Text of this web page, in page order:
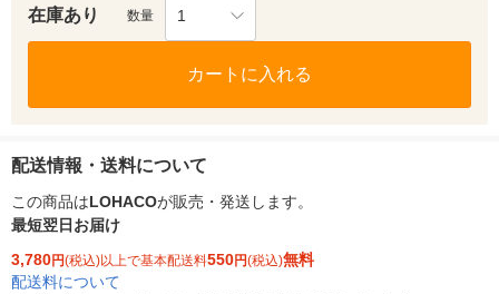
在庫あり 数量 1
カートに入れる
配送情報・送料について
この商品はLOHACOが販売・発送します。
最短翌日お届け
3,780円(税込)以上で基本配送料550円(税込)無料
配送料について